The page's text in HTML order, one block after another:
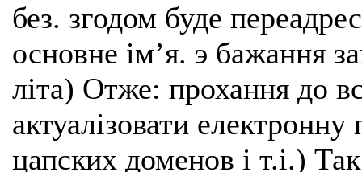
без. згодом буде
основне імʼя. э бажання
літа) Отже: прохання до
актуалізовати
цапских доменов і т.і.)